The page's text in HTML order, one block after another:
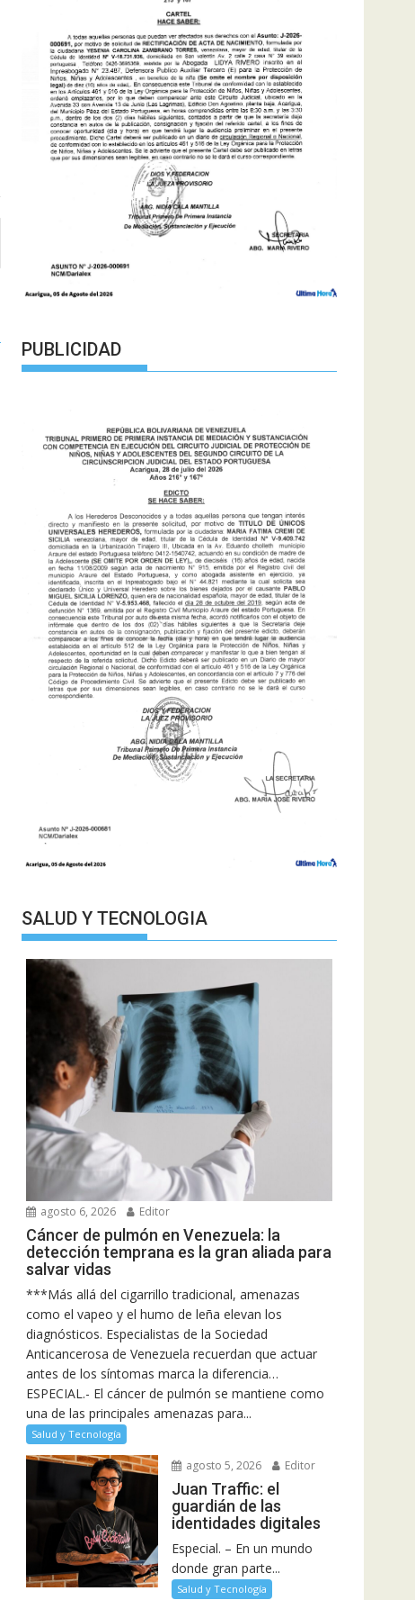
PUBLICIDAD
SALUD Y TECNOLOGIA
agosto 6, 2026 Editor
Cáncer de pulmón en Venezuela: la
detección temprana es la gran aliada para
salvar vidas
***Más allá del cigarrillo tradicional, amenazas
como el vapeo y el humo de leña elevan los
diagnósticos. Especialistas de la Sociedad
Anticancerosa de Venezuela recuerdan que actuar
antes de los síntomas marca la diferencia…
ESPECIAL.- El cáncer de pulmón se mantiene como
una de las principales amenazas para...
Salud y Tecnología
agosto 5, 2026 Editor
Juan Traffic: el
guardián de las
identidades digitales
Especial. – En un mundo
donde gran parte...
Salud y Tecnología